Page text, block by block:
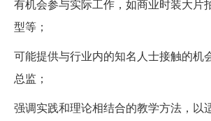
有机会参与实际工作，如商业时装大片
型等；
可能提供与行业内的知名人士接触的机
总监；
强调实践和理论相结合的教学方法，以